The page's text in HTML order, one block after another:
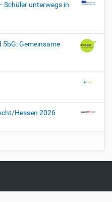
Schüler unterwegs in
5bG: Gemeinsame
Hessen 2026